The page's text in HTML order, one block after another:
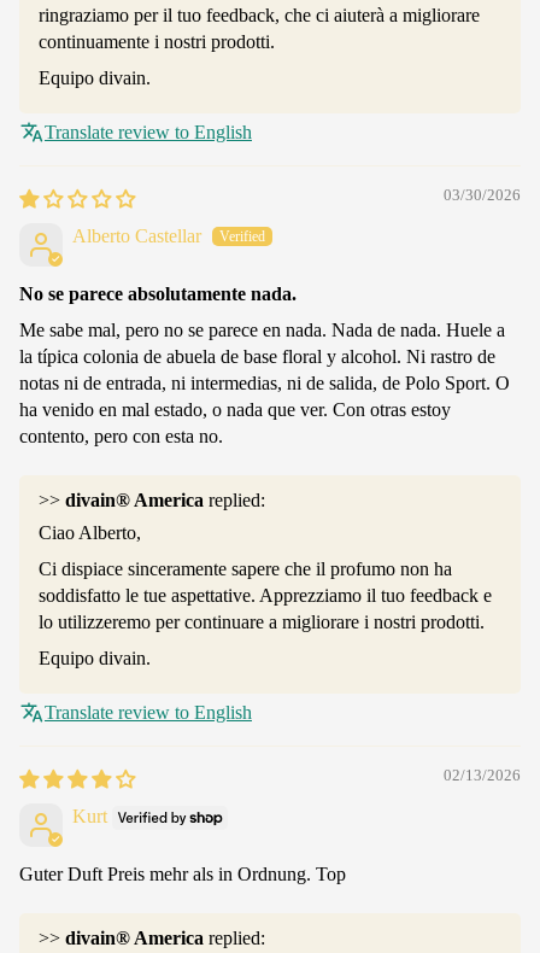
ringraziamo per il tuo feedback, che ci aiuterà a migliorare
continuamente i nostri prodotti.
Equipo divain.
Translate review to English
03/30/2026
Alberto Castellar
No se parece absolutamente nada.
Me sabe mal, pero no se parece en nada. Nada de nada. Huele a
la típica colonia de abuela de base floral y alcohol. Ni rastro de
notas ni de entrada, ni intermedias, ni de salida, de Polo Sport. O
ha venido en mal estado, o nada que ver. Con otras estoy
contento, pero con esta no.
>> divain® America replied:
Ciao Alberto,
Ci dispiace sinceramente sapere che il profumo non ha
soddisfatto le tue aspettative. Apprezziamo il tuo feedback e
lo utilizzeremo per continuare a migliorare i nostri prodotti.
Equipo divain.
Translate review to English
02/13/2026
Kurt
Guter Duft Preis mehr als in Ordnung. Top
>> divain® America replied: